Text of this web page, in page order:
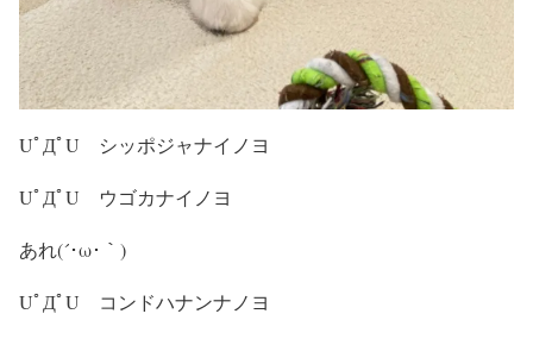
UﾟДﾟU シッポジャナイノヨ
UﾟДﾟU ウゴカナイノヨ
あれ(´･ω･｀)
UﾟДﾟU コンドハナンナノヨ